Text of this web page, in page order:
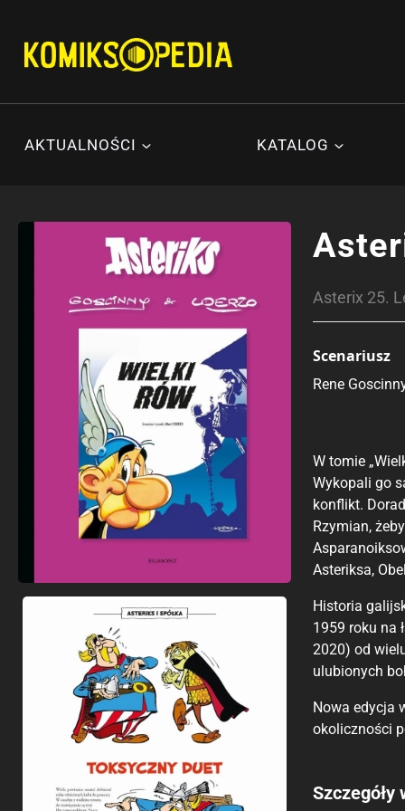
treści
AKTUALNOŚCI KATALOG
Asterix 25.
Scenariusz
Rene
W tomie
Wykopali go
konflikt.
Rzymian,
Asteriksa,
Historia
1959 roku na
2020) od
ulubionych
Nowa edycja
okoliczności
Porównaj
Szczegóły